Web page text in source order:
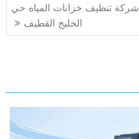
شركة تنظيف خزانات المياه حي
الخليج القطيف